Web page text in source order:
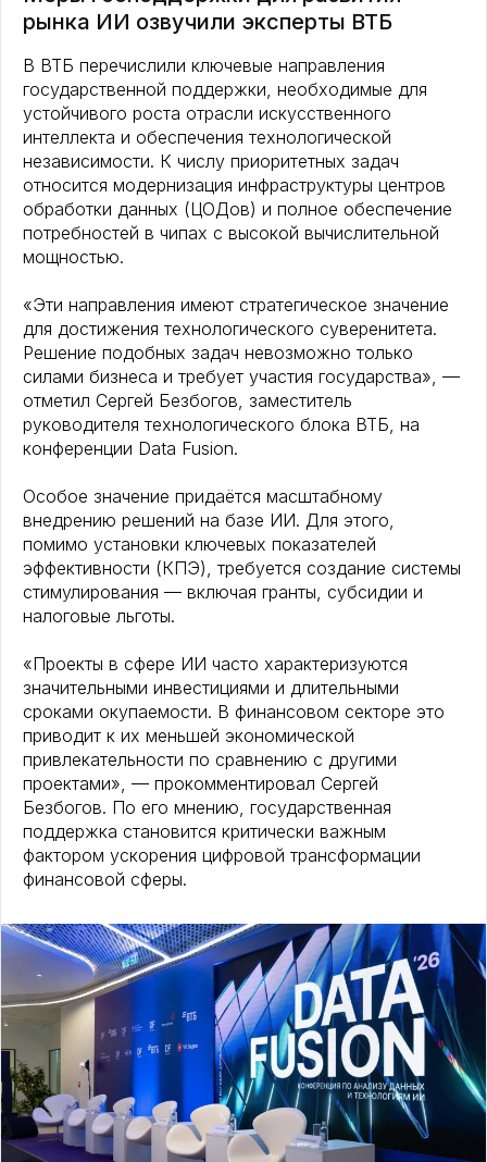
рынка ИИ озвучили эксперты ВТБ
В ВТБ перечислили ключевые направления
государственной поддержки, необходимые для
устойчивого роста отрасли искусственного
интеллекта и обеспечения технологической
независимости. К числу приоритетных задач
относится модернизация инфраструктуры центров
обработки данных (ЦОДов) и полное обеспечение
потребностей в чипах с высокой вычислительной
мощностью.
«Эти направления имеют стратегическое значение
для достижения технологического суверенитета.
Решение подобных задач невозможно только
силами бизнеса и требует участия государства», —
отметил Сергей Безбогов, заместитель
руководителя технологического блока ВТБ, на
конференции Data Fusion.
Особое значение придаётся масштабному
внедрению решений на базе ИИ. Для этого,
помимо установки ключевых показателей
эффективности (КПЭ), требуется создание системы
стимулирования — включая гранты, субсидии и
налоговые льготы.
«Проекты в сфере ИИ часто характеризуются
значительными инвестициями и длительными
сроками окупаемости. В финансовом секторе это
приводит к их меньшей экономической
привлекательности по сравнению с другими
проектами», — прокомментировал Сергей
Безбогов. По его мнению, государственная
поддержка становится критически важным
фактором ускорения цифровой трансформации
финансовой сферы.